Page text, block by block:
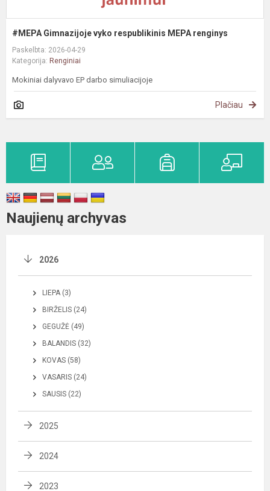
#MEPA Gimnazijoje vyko respublikinis MEPA renginys
Paskelbta: 2026-04-29
Kategorija: Renginiai
Mokiniai dalyvavo EP darbo simuliacijoje
Plačiau
Naujienų archyvas
2026
LIEPA (3)
BIRŽELIS (24)
GEGUŽĖ (49)
BALANDIS (32)
KOVAS (58)
VASARIS (24)
SAUSIS (22)
2025
2024
2023